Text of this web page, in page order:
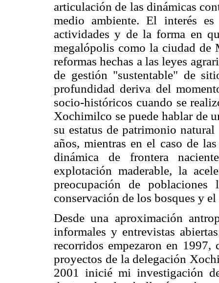
articulación de las dinámicas
medio ambiente. El interés
actividades y de la forma en
megalópolis como la ciudad de
reformas hechas a las leyes
de gestión "sustentable" de
profundidad deriva del
socio-históricos cuando se
Xochimilco se puede hablar de
su estatus de patrimonio
años, mientras en el caso de
dinámica de frontera
explotación maderable, la
preocupación de
conservación de los bosques y el
Desde una aproximación
informales y entrevistas
recorridos empezaron en
proyectos de la delegación
2001 inicié mi investigación